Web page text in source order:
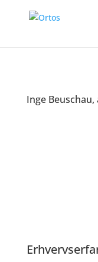
Inge Beuschau,